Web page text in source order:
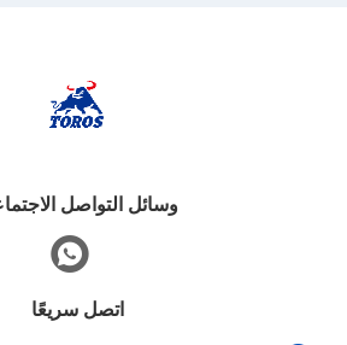
وسائل التواصل
اتصل سريعًا